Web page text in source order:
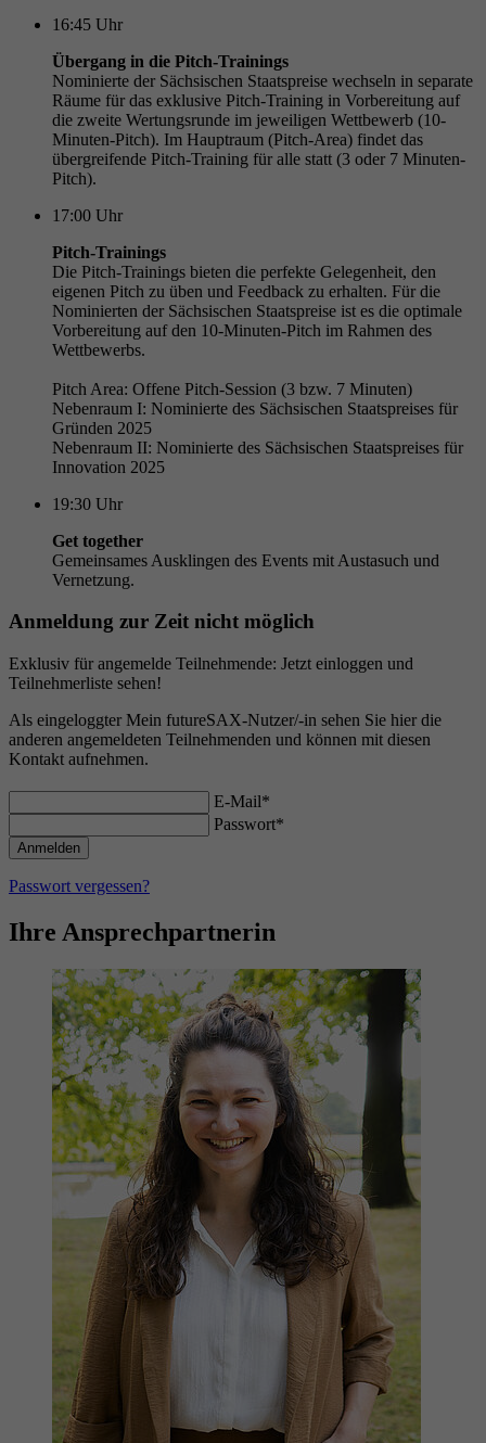
16:45 Uhr
Übergang in die Pitch-Trainings
Nominierte der Sächsischen Staatspreise wechseln in separate
Räume für das exklusive Pitch-Training in Vorbereitung auf
die zweite Wertungsrunde im jeweiligen Wettbewerb (10-
Minuten-Pitch). Im Hauptraum (Pitch-Area) findet das
übergreifende Pitch-Training für alle statt (3 oder 7 Minuten-
Pitch).
17:00 Uhr
Pitch-Trainings
Die Pitch-Trainings bieten die perfekte Gelegenheit, den
eigenen Pitch zu üben und Feedback zu erhalten. Für die
Nominierten der Sächsischen Staatspreise ist es die optimale
Vorbereitung auf den 10-Minuten-Pitch im Rahmen des
Wettbewerbs.
Pitch Area: Offene Pitch-Session (3 bzw. 7 Minuten)
Nebenraum I: Nominierte des Sächsischen Staatspreises für
Gründen 2025
Nebenraum II: Nominierte des Sächsischen Staatspreises für
Innovation 2025
19:30 Uhr
Get together
Gemeinsames Ausklingen des Events mit Austasuch und
Vernetzung.
Anmeldung zur Zeit nicht möglich
Exklusiv für angemelde Teilnehmende: Jetzt einloggen und
Teilnehmerliste sehen!
Als eingeloggter Mein futureSAX-Nutzer/-in sehen Sie hier die
anderen angemeldeten Teilnehmenden und können mit diesen
Kontakt aufnehmen.
E-Mail*
Passwort*
Passwort vergessen?
Ihre Ansprechpartnerin